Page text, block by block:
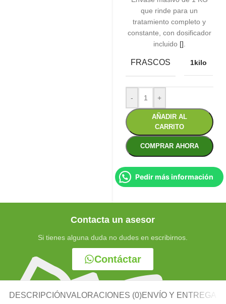
que rinde para un
tratamiento completo y
constante, con dosificador
incluido []
FRASCOS 1kilo
- +
AÑADIR AL
CARRITO
COMPRAR AHORA
Pedir más información
Contáctar
Contacta un asesor
Si tienes alguna duda no dudes en escribirnos.
DESCRIPCIÓNVALORACIONES (0)ENVÍO Y ENTREGA